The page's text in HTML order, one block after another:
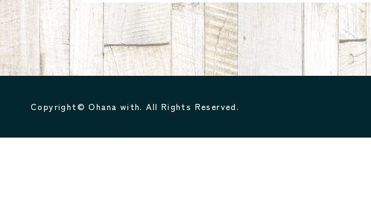
Copyright© Ohana with. All Rights Reserved.